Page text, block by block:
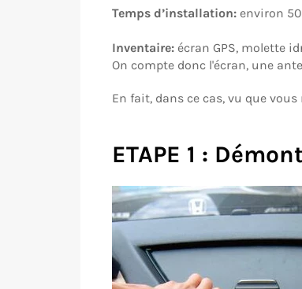
Temps d’installation: environ
Inventaire: écran GPS, molette
On compte donc l'écran, une
En fait, dans ce cas, vu que
ETAPE 1 :